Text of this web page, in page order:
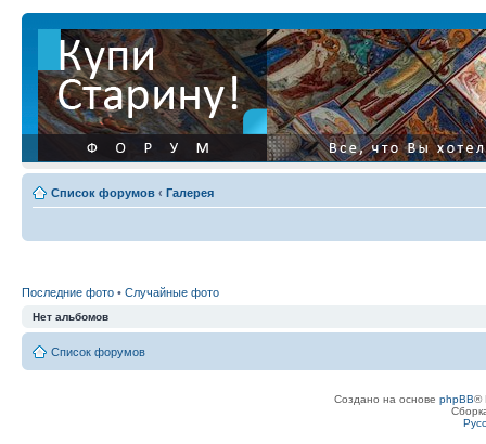
Список форумов ‹ Галерея
Последние фото • Случайные фото
Нет альбомов
Список форумов
Создано на основе phpBB®